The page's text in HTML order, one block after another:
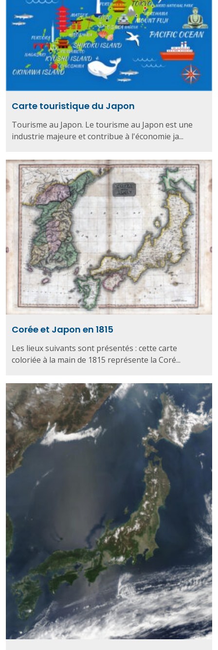
Carte touristique du Japon
Tourisme au Japon. Le tourisme au Japon est une
industrie majeure et contribue à l'économie ja...
Corée et Japon en 1815
Les lieux suivants sont présentés : cette carte
coloriée à la main de 1815 représente la Coré...